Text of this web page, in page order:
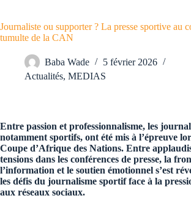
Journaliste ou supporter ? La presse sportive au
tumulte de la CAN
Baba Wade
5 février 2026
Actualités, MEDIAS
Entre passion et professionnalisme, les
notamment sportifs, ont été mis à l’épreuve
Coupe d’Afrique des Nations. Entre
tensions dans les conférences de presse, la
l’information et le soutien émotionnel s’est
les défis du journalisme sportif face à la
aux réseaux sociaux.